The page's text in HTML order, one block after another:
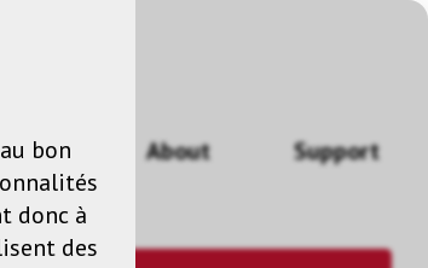
About Support
bon
donc à
des